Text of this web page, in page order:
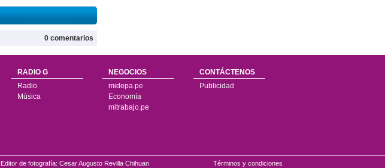
0 comentarios
RADIO G
Radio
Música
NEGOCIOS
midepa.pe
Economía
mitrabajo.pe
CONTÁCTENOS
Publicidad
Editor de fotografía: Cesar Augusto Revilla Chihuan Términos y condiciones